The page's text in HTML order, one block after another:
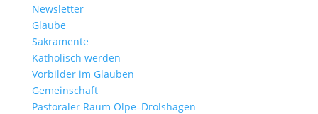
News­letter
Glaube
Sakra­mente
Katho­lisch werden
Vorbilder im Glauben
Gemein­schaft
Pasto­raler Raum Olpe–Drolshagen